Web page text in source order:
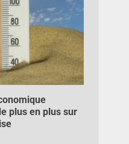
plus en plus sur